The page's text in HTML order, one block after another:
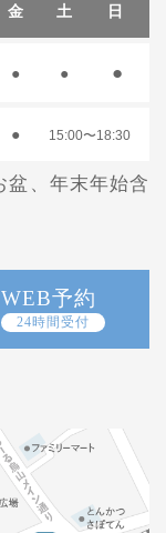
金 土 日
● ● ●
● 15:00〜18:30
盆、年末年始含
WEB予約
24時間受付